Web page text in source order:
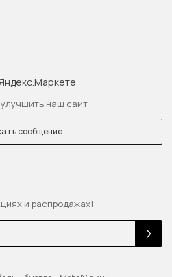
и распродажах!
наш сайт
сообщение